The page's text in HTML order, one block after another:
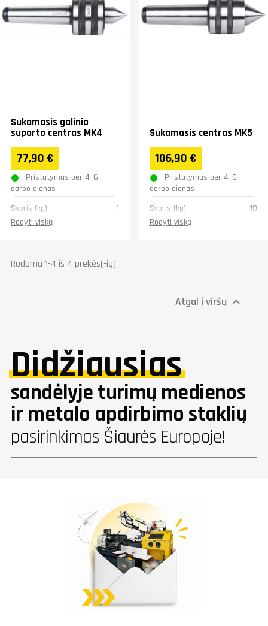
Sukamasis galinio
suporto centras MK4
77,90 €
Pristatymas per 4–6
darbo dienas
Svoris (kg)
1
Rodyti viską
Sukamasis centras MK5
106,90 €
Pristatymas per 4–6
darbo dienas
Svoris (kg)
10
Rodyti viską
Rodoma 1-4 iš 4 prekės(-ių)
Atgal į viršų 
Didžiausias
sandėlyje turimų medienos
ir metalo apdirbimo staklių
pasirinkimas Šiaurės Europoje!